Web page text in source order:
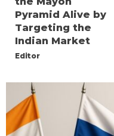
Pyramid Alive by
Targeting the
Indian Market
Editor